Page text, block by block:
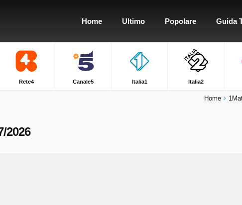
Home Ultimo Popolare Guida
Rete4 Canale5 Italia1 Italia2
Home
2026